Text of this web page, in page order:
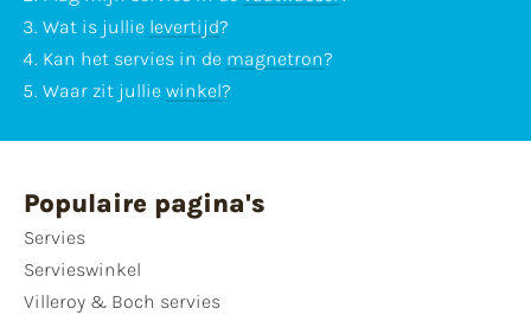
Wat is jullie levertijd?
Kan het servies in de magnetron?
Waar zit jullie winkel?
Populaire pagina's
Servies
Servieswinkel
Villeroy & Boch servies